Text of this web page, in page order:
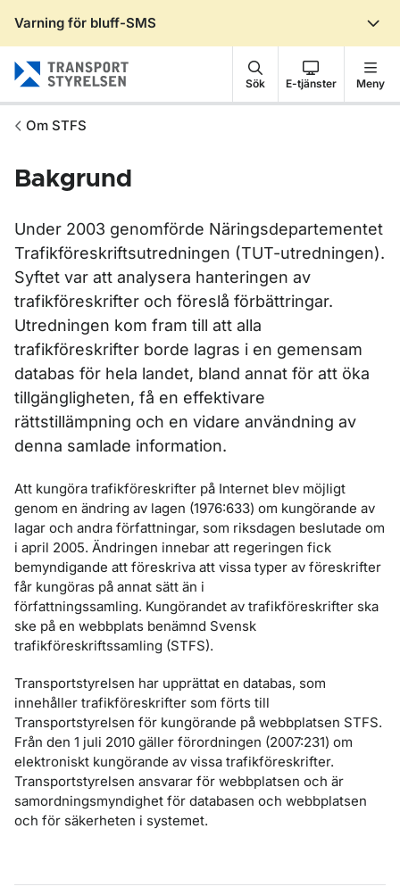
Varning för bluff-SMS
Sök E-tjänster Meny
Om STFS
Bakgrund
Under 2003 genomförde Näringsdepartementet
Trafikföreskriftsutredningen (TUT-utredningen).
Syftet var att analysera hanteringen av
trafikföreskrifter och föreslå förbättringar.
Utredningen kom fram till att alla
trafikföreskrifter borde lagras i en gemensam
databas för hela landet, bland annat för att öka
tillgängligheten, få en effektivare
rättstillämpning och en vidare användning av
denna samlade information.
Att kungöra trafikföreskrifter på Internet blev möjligt
genom en ändring av lagen (1976:633) om kungörande av
lagar och andra författningar, som riksdagen beslutade om
i april 2005. Ändringen innebar att regeringen fick
bemyndigande att föreskriva att vissa typer av föreskrifter
får kungöras på annat sätt än i
författningssamling. Kungörandet av trafikföreskrifter ska
ske på en webbplats benämnd Svensk
trafikföreskriftssamling (STFS).
Transportstyrelsen har upprättat en databas, som
innehåller trafikföreskrifter som förts till
Transportstyrelsen för kungörande på webbplatsen STFS.
Från den 1 juli 2010 gäller förordningen (2007:231) om
elektroniskt kungörande av vissa trafikföreskrifter.
Transportstyrelsen ansvarar för webbplatsen och är
samordningsmyndighet för databasen och webbplatsen
och för säkerheten i systemet.